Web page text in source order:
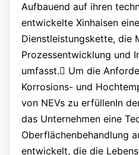
Aufbauend auf ihren
entwickelte Xinhaisen
Dienstleistungskette, die
Prozessentwicklung und
umfasst. Um die
Korrosions- und
von NEVs zu erfüllenIn
das Unternehmen eine
Oberflächenbehandlung
entwickelt, die die